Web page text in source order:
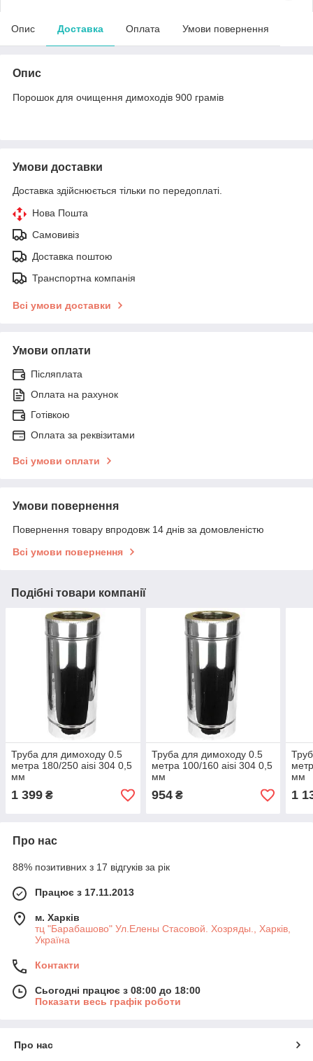
Опис Доставка Оплата Умови повернення
Опис
Порошок для очищення димоходів 900 грамів
Умови доставки
Доставка здійснюється тільки по передоплаті.
Нова Пошта
Самовивіз
Доставка поштою
Транспортна компанія
Всі умови доставки
Умови оплати
Післяплата
Оплата на рахунок
Готівкою
Оплата за реквізитами
Всі умови оплати
Умови повернення
Повернення товару впродовж 14 днів за домовленістю
Всі умови повернення
Подібні товари компанії
Труба для димоходу 0.5
метра 180/250 aisi 304 0,5
мм
1 399 ₴
Труба для димоходу 0.5
метра 100/160 aisi 304 0,5
мм
954₴
мм
1
Про нас
88% позитивних з 17 відгуків за рік
Працює з 17.11.2013
м. Харків
тц "Барабашово" Ул.Елены Стасовой. Хозряды., Харків,
Україна
Контакти
Сьогодні працює з 08:00 до 18:00
Показати весь графік роботи
Про нас